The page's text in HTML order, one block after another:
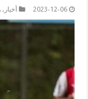
2023-12-06 أخبار ,